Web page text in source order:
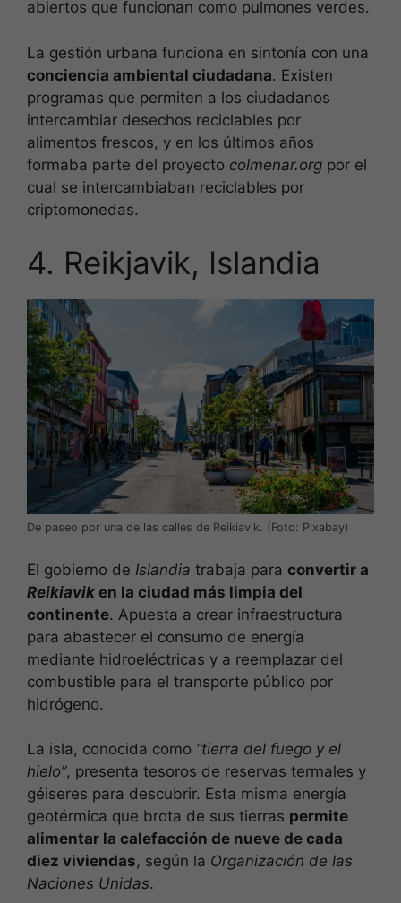
abiertos que funcionan como pulmones verdes.
La gestión urbana funciona en sintonía con una
conciencia ambiental ciudadana. Existen
programas que permiten a los ciudadanos
intercambiar desechos reciclables por
alimentos frescos, y en los últimos años
formaba parte del proyecto colmenar.org por el
cual se intercambiaban reciclables por
criptomonedas.
4. Reikjavik, Islandia
De paseo por una de las calles de Reikiavik. (Foto: Pixabay)
El gobierno de Islandia trabaja para convertir a
Reikiavik en la ciudad más limpia del
continente. Apuesta a crear infraestructura
para abastecer el consumo de energía
mediante hidroeléctricas y a reemplazar del
combustible para el transporte público por
hidrógeno.
La isla, conocida como “tierra del fuego y el
hielo”, presenta tesoros de reservas termales y
géiseres para descubrir. Esta misma energía
geotérmica que brota de sus tierras permite
alimentar la calefacción de nueve de cada
diez viviendas, según la Organización de las
Naciones Unidas.